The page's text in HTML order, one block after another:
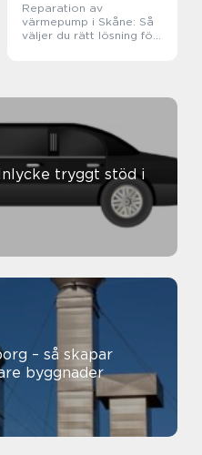
Reparation av
värmepump i Skåne: Så
väljer du rätt lösning för
stöd i
– så skapar
byggnader